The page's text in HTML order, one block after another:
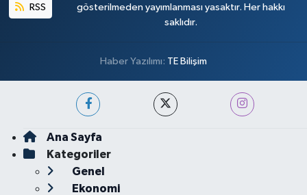
RSS
gösterilmeden yayımlanması yasaktır. Her hakkı
saklıdır.
Haber Yazılımı: TE Bilişim
Ana Sayfa
Kategoriler
Genel
Ekonomi